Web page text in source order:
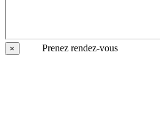
× Prenez rendez-vous